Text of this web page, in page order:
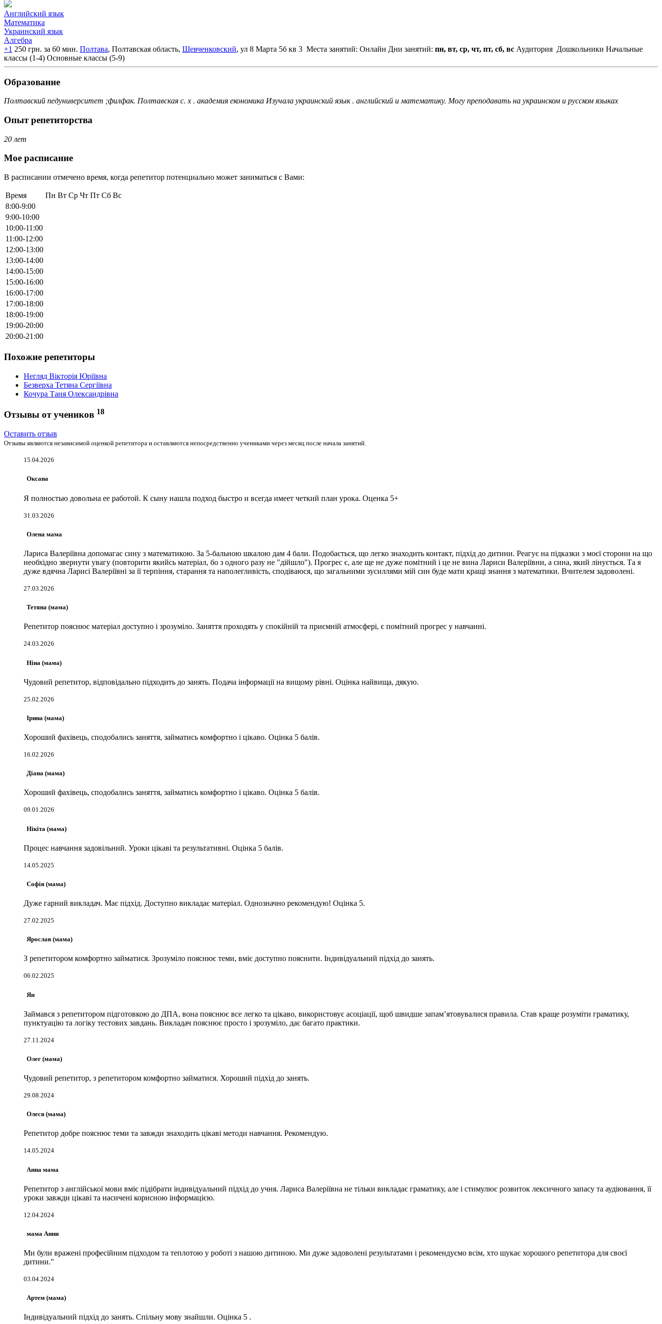
Английский язык
Математика
Украинский язык
Алгебра
+1 250 грн. за 60 мин. Полтава, Полтавская область, Шевченковский, ул 8 Марта 5б кв 3 Места занятий: Онлайн Дни занятий: пн, вт, ср, чт, пт, сб, вс Аудитория Дошкольники Начальные
классы (1-4) Основные классы (5-9)
Образование
Полтавский педуниверситет ;филфак. Полтавская с. х . академия економика Изучала украинский язык . английский и математику. Могу преподавать на украинском и русском языках
Опыт репетиторства
20 лет
Мое расписание
В расписании отмечено время, когда репетитор потенциально может заниматься с Вами:
Время Пн Вт Ср Чт Пт Сб Вс
8:00-9:00
9:00-10:00
10:00-11:00
11:00-12:00
12:00-13:00
13:00-14:00
14:00-15:00
15:00-16:00
16:00-17:00
17:00-18:00
18:00-19:00
19:00-20:00
20:00-21:00
Похожие репетиторы
Негляд Вікторія Юріївна
Безверха Тетяна Сергіївна
Кочура Таня Олександрівна
Отзывы от учеников 18
Оставить отзыв
Отзывы являются независимой оценкой репетитора и оставляются непосредственно учениками через месяц после начала занятий.
15.04.2026
Оксана
Я полностью довольна ее работой. К сыну нашла подход быстро и всегда имеет четкий план урока. Оценка 5+
31.03.2026
Олена мама
Лариса Валеріївна допомагає сину з математикою. За 5-бальною шкалою дам 4 бали. Подобається, що легко знаходить контакт, підхід до дитини. Реагує на підказки з моєї сторони на що
необхідно звернути увагу (повторити якийсь матеріал, бо з одного разу не "дійшло"). Прогрес є, але ще не дуже помітний і це не вина Лариси Валеріївни, а сина, який лінується. Та я
дуже вдячна Ларисі Валеріївні за її терпіння, старання та наполегливість, сподіваюся, що загальними зусиллями мій син буде мати кращі знання з математики. Вчителем задоволені.
27.03.2026
Тетяна (мама)
Репетитор пояснює матеріал доступно і зрозуміло. Заняття проходять у спокійній та приємній атмосфері, є помітний прогрес у навчанні.
24.03.2026
Ніна (мама)
Чудовий репетитор, відповідально підходить до занять. Подача інформації на вищому рівні. Оцінка найвища, дякую.
25.02.2026
Ірина (мама)
Хороший фахівець, сподобались заняття, займатись комфортно і цікаво. Оцінка 5 балів.
16.02.2026
Діана (мама)
Хороший фахівець, сподобались заняття, займатись комфортно і цікаво. Оцінка 5 балів.
09.01.2026
Нікіта (мама)
Процес навчання задовільний. Уроки цікаві та результативні. Оцінка 5 балів.
14.05.2025
Софія (мама)
Дуже гарний викладач. Має підхід. Доступно викладає матеріал. Однозначно рекомендую! Оцінка 5.
27.02.2025
Ярослав (мама)
З репетитором комфортно займатися. Зрозуміло пояснює теми, вміє доступно пояснити. Індивідуальний підхід до занять.
06.02.2025
Ян
Займався з репетитором підготовкою до ДПА, вона пояснює все легко та цікаво, використовує асоціації, щоб швидше запам’ятовувалися правила. Став краще розуміти граматику,
пунктуацію та логіку тестових завдань. Викладач пояснює просто і зрозуміло, дає багато практики.
27.11.2024
Олег (мама)
Чудовий репетитор, з репетитором комфортно займатися. Хороший підхід до занять.
29.08.2024
Олеся (мама)
Репетитор добре пояснює теми та завжди знаходить цікаві методи навчання. Рекомендую.
14.05.2024
Анна мама
Репетитор з англійської мови вміє підібрати індивідуальний підхід до учня. Лариса Валеріївна не тільки викладає граматику, але і стимулює розвиток лексичного запасу та аудіювання, її
уроки завжди цікаві та насичені корисною інформацією.
12.04.2024
мама Анни
Ми були вражені професійним підходом та теплотою у роботі з нашою дитиною. Ми дуже задоволені результатами і рекомендуємо всім, хто шукає хорошого репетитора для своєї
дитини."
03.04.2024
Артем (мама)
Індивідуальний підхід до занять. Спільну мову знайшли. Оцінка 5 .